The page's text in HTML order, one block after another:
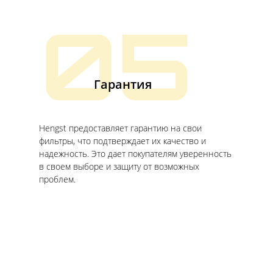
05
Гарантия
Hengst предоставляет гарантию на свои
фильтры, что подтверждает их качество и
надежность. Это дает покупателям уверенность
в своем выборе и защиту от возможных
проблем.